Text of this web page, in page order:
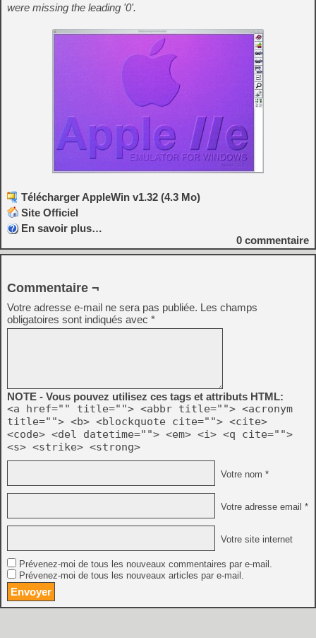
were missing the leading '0'.
Télécharger AppleWin v1.32 (4.3 Mo)
Site Officiel
En savoir plus…
0 commentaire
Commentaire ¬
Votre adresse e-mail ne sera pas publiée. Les champs
obligatoires sont indiqués avec *
NOTE - Vous pouvez utilisez ces tags et attributs HTML:
<a href="" title=""> <abbr title=""> <acronym
title=""> <b> <blockquote cite=""> <cite>
<code> <del datetime=""> <em> <i> <q cite="">
<s> <strike> <strong>
Votre nom *
Votre adresse email *
Votre site internet
Prévenez-moi de tous les nouveaux commentaires par e-mail.
Prévenez-moi de tous les nouveaux articles par e-mail.